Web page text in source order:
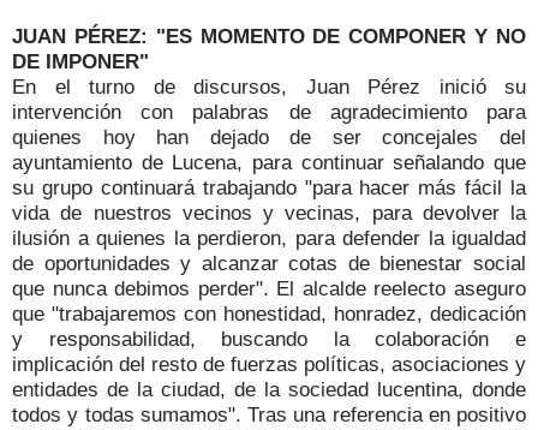
JUAN PÉREZ: "ES MOMENTO DE COMPONER Y NO
DE IMPONER"
En el turno de discursos, Juan Pérez inició su
intervención con palabras de agradecimiento para
quienes hoy han dejado de ser concejales del
ayuntamiento de Lucena, para continuar señalando que
su grupo continuará trabajando "para hacer más fácil la
vida de nuestros vecinos y vecinas, para devolver la
ilusión a quienes la perdieron, para defender la igualdad
de oportunidades y alcanzar cotas de bienestar social
que nunca debimos perder". El alcalde reelecto aseguro
que "trabajaremos con honestidad, honradez, dedicación
y responsabilidad, buscando la colaboración e
implicación del resto de fuerzas políticas, asociaciones y
entidades de la ciudad, de la sociedad lucentina, donde
todos y todas sumamos". Tras una referencia en positivo